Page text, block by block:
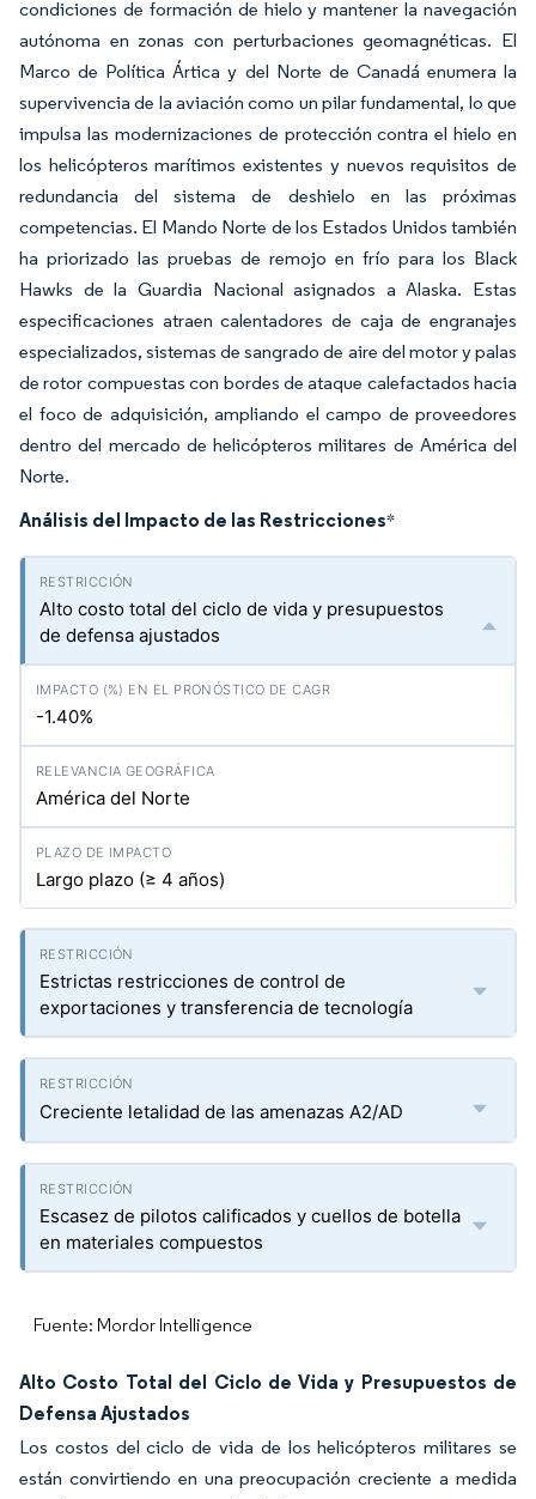
condiciones de formación de hielo y mantener la navegación
autónoma en zonas con perturbaciones geomagnéticas. El
Marco de Política Ártica y del Norte de Canadá enumera la
supervivencia de la aviación como un pilar fundamental, lo que
impulsa las modernizaciones de protección contra el hielo en
los helicópteros marítimos existentes y nuevos requisitos de
redundancia del sistema de deshielo en las próximas
competencias. El Mando Norte de los Estados Unidos también
ha priorizado las pruebas de remojo en frío para los Black
Hawks de la Guardia Nacional asignados a Alaska. Estas
especificaciones atraen calentadores de caja de engranajes
especializados, sistemas de sangrado de aire del motor y palas
de rotor compuestas con bordes de ataque calefactados hacia
el foco de adquisición, ampliando el campo de proveedores
dentro del mercado de helicópteros militares de América del
Norte.
Análisis del Impacto de las Restricciones*
Alto costo total del ciclo de vida y presupuestos
de defensa ajustados
-1.40%
América del Norte
Largo plazo (≥ 4 años)
Estrictas restricciones de control de
exportaciones y transferencia de tecnología
Creciente letalidad de las amenazas A2/AD
Escasez de pilotos calificados y cuellos de botella
en materiales compuestos
Fuente: Mordor Intelligence
Alto Costo Total del Ciclo de Vida y Presupuestos de
Defensa Ajustados
Los costos del ciclo de vida de los helicópteros militares se
están convirtiendo en una preocupación creciente a medida